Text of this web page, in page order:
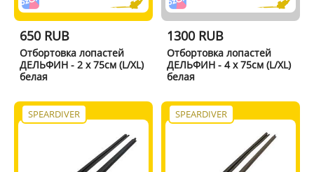
650 RUB
Отбортовка лопастей
ДЕЛЬФИН - 2 x 75см (L/XL)
белая
1300 RUB
Отбортовка лопастей
ДЕЛЬФИН - 4 x 75см (L/XL)
белая
SPEARDIVER SPEARDIVER